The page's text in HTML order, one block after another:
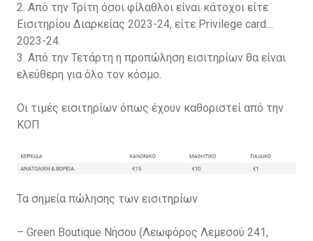
2. Από την Τρίτη όσοι φίλαθλοι είναι κάτοχοι είτε
Εισιτηρίου Διαρκείας 2023-24, είτε Privilege card
2023-24.
3. Από την Τετάρτη η προπώληση εισιτηρίων θα είναι
ελεύθερη για όλο τον κόσμο.
Οι τιμές εισιτηρίων όπως έχουν καθοριστεί από την
ΚΟΠ
Τα σημεία πώλησης των εισιτηρίων
– Green Boutique Νήσου (Λεωφόρος Λεμεσού 241,